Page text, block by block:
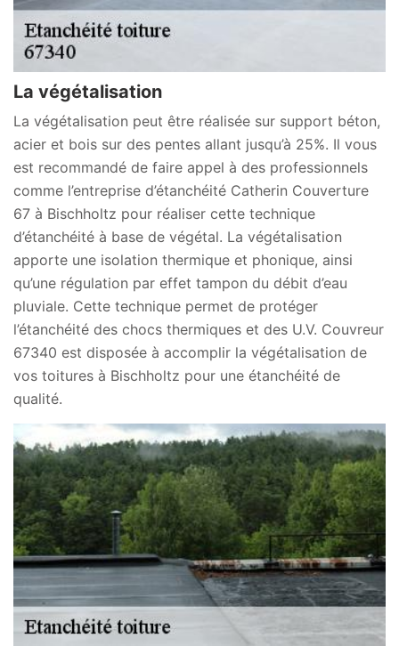
La végétalisation
La végétalisation peut être réalisée sur support béton,
acier et bois sur des pentes allant jusqu’à 25%. Il vous
est recommandé de faire appel à des professionnels
comme l’entreprise d’étanchéité Catherin Couverture
67 à Bischholtz pour réaliser cette technique
d’étanchéité à base de végétal. La végétalisation
apporte une isolation thermique et phonique, ainsi
qu’une régulation par effet tampon du débit d’eau
pluviale. Cette technique permet de protéger
l’étanchéité des chocs thermiques et des U.V. Couvreur
67340 est disposée à accomplir la végétalisation de
vos toitures à Bischholtz pour une étanchéité de
qualité.